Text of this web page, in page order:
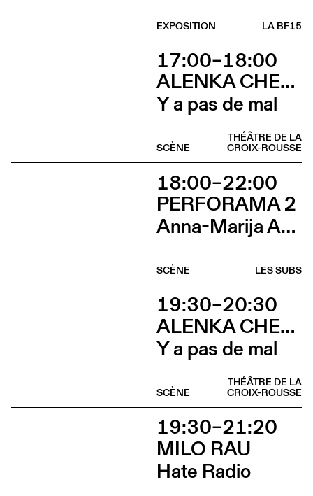
LA BF15
EXPOSITION
17:00–18:00
ALENKA CHENUZ & AMÉLIE VIDON
Y a pas de mal
THÉÂTRE DE LA
CROIX-ROUSSE
SCÈNE
18:00–22:00
PERFORAMA 2
Anna-Marija Adomaityte & Gautier Teuscher, Marc Oosterhoff, Catol Teixeira, Ouinch Ouinch
LES SUBS
SCÈNE
19:30–20:30
ALENKA CHENUZ & AMÉLIE VIDON
Y a pas de mal
THÉÂTRE DE LA
CROIX-ROUSSE
SCÈNE
19:30–21:20
MILO RAU
Hate Radio